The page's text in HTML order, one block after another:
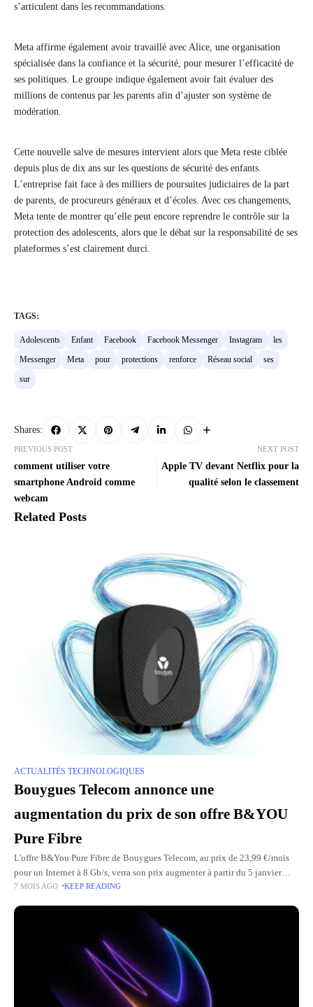
s’articulent dans les recommandations.
Meta affirme également avoir travaillé avec Alice, une organisation
spécialisée dans la confiance et la sécurité, pour mesurer l’efficacité de
ses politiques. Le groupe indique également avoir fait évaluer des
millions de contenus par les parents afin d’ajuster son système de
modération.
Cette nouvelle salve de mesures intervient alors que Meta reste ciblée
depuis plus de dix ans sur les questions de sécurité des enfants.
L’entreprise fait face à des milliers de poursuites judiciaires de la part
de parents, de procureurs généraux et d’écoles. Avec ces changements,
Meta tente de montrer qu’elle peut encore reprendre le contrôle sur la
protection des adolescents, alors que le débat sur la responsabilité de ses
plateformes s’est clairement durci.
TAGS:
Adolescents Enfant Facebook Facebook Messenger Instagram
les
Messenger
Meta pour protections renforce Réseau social
ses
sur
Shares:
PREVIOUS POST
comment utiliser votre
smartphone Android comme
webcam
NEXT POST
Apple TV devant Netflix pour la
qualité selon le classement
Related Posts
ACTUALITÉS TECHNOLOGIQUES
Bouygues Telecom annonce une
augmentation du prix de son offre B&YOU
Pure Fibre
L'offre B&You Pure Fibre de Bouygues Telecom, au prix de 23,99 €/mois
pour un Internet à 8 Gb/s, verra son prix augmenter à partir du 5 janvier
2026. L'opérateur l'a
7 MOIS AGO KEEP READING